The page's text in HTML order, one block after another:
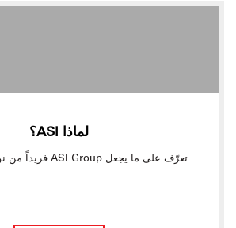
لماذا ASI؟
تعرّف على ما يجعل ASI Group فريداً من نوعه.